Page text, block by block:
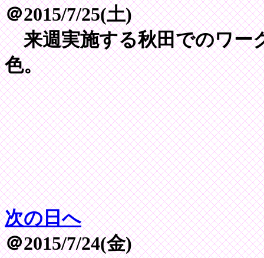
＠2015/7/25(土)
来週実施する秋田でのワー
色。
次の日へ
＠2015/7/24(金)